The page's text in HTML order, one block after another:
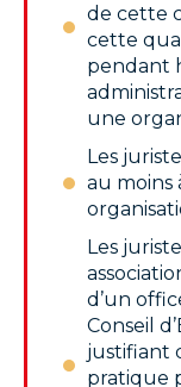
de cette
cette
pendant
une
Les
au moins
Les
d’un
Conseil
justifiant
pratique